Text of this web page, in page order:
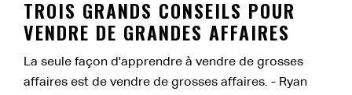
TROIS GRANDS CONSEILS POUR
VENDRE DE GRANDES AFFAIRES
La seule façon d'apprendre à vendre de grosses
affaires est de vendre de grosses affaires. - Ryan